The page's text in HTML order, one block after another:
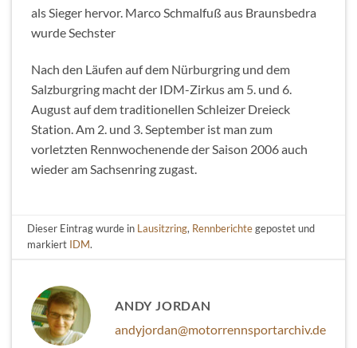
als Sieger hervor. Marco Schmalfuß aus Braunsbedra
wurde Sechster
Nach den Läufen auf dem Nürburgring und dem
Salzburgring macht der IDM-Zirkus am 5. und 6.
August auf dem traditionellen Schleizer Dreieck
Station. Am 2. und 3. September ist man zum
vorletzten Rennwochenende der Saison 2006 auch
wieder am Sachsenring zugast.
Dieser Eintrag wurde in Lausitzring, Rennberichtegepostet und
markiert IDM.
ANDY JORDAN
andyjordan@motorrennsportarchiv.de